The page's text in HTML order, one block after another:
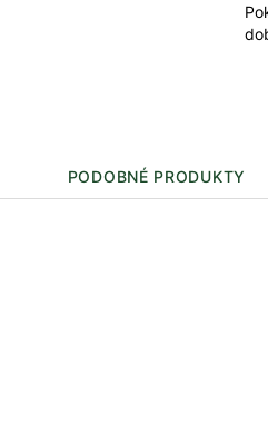
PODOBNÉ PRODUKTY